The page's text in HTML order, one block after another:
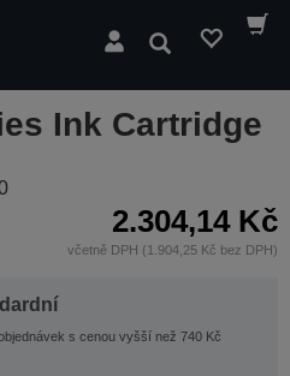
Hledat
Ink Cartridge
2.304,14 Kč
včetně DPH (1.904,25 Kč bez DPH)
s cenou vyšší než 740 Kč